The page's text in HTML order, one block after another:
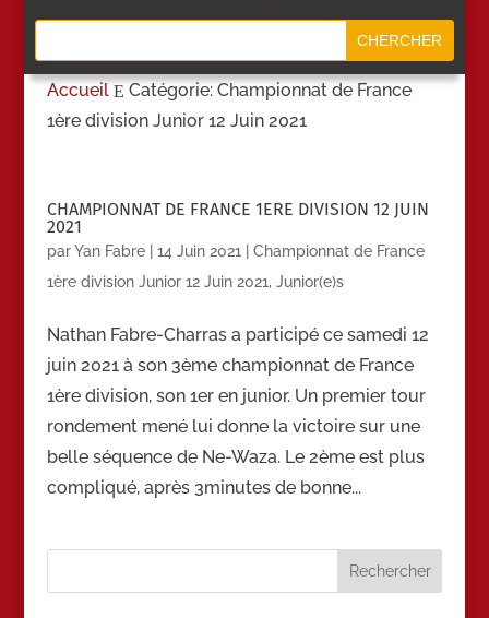
Accueil E Catégorie: Championnat de France
1ère division Junior 12 Juin 2021
CHAMPIONNAT DE FRANCE 1ERE DIVISION 12 JUIN
2021
parYan Fabre| 14 Juin 2021
Championnat de France
1ère division Junior 12 Juin 2021, Junior(e)s
Nathan Fabre-Charras a participé ce samedi 12
juin 2021 à son 3ème championnat de France
1ère division, son 1er en junior. Un premier tour
rondement mené lui donne la victoire sur une
belle séquence de Ne-Waza. Le 2ème est plus
compliqué, après 3minutes de bonne...